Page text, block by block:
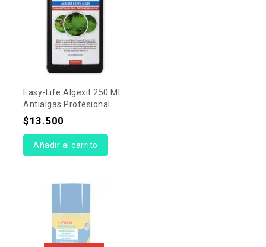
Easy-Life Algexit 250 Ml
Antialgas Profesional
$13.500
Añadir al carrito